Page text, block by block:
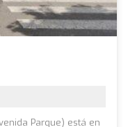
Parque) está en